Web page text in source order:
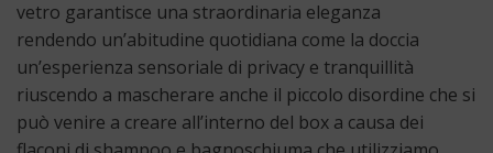
vetro garantisce una straordinaria eleganza
rendendo un’abitudine quotidiana come la doccia
un’esperienza sensoriale di privacy e tranquillità
riuscendo a mascherare anche il piccolo disordine che si
può venire a creare all’interno del box a causa dei